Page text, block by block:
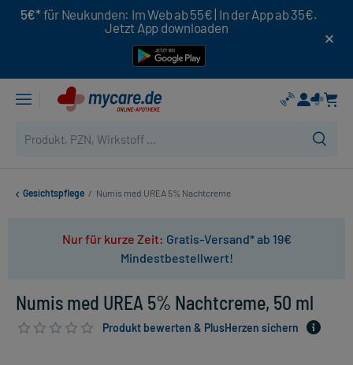
5€* für Neukunden: Im Web ab 55€ | In der App ab 35€.
Jetzt App downloaden
Gesichtspflege / Numis med UREA 5% Nachtcreme
Nur für kurze Zeit: Gratis-Versand* ab 19€
Mindestbestellwert!
Numis med UREA 5% Nachtcreme, 50 ml
Produkt bewerten & PlusHerzen sichern